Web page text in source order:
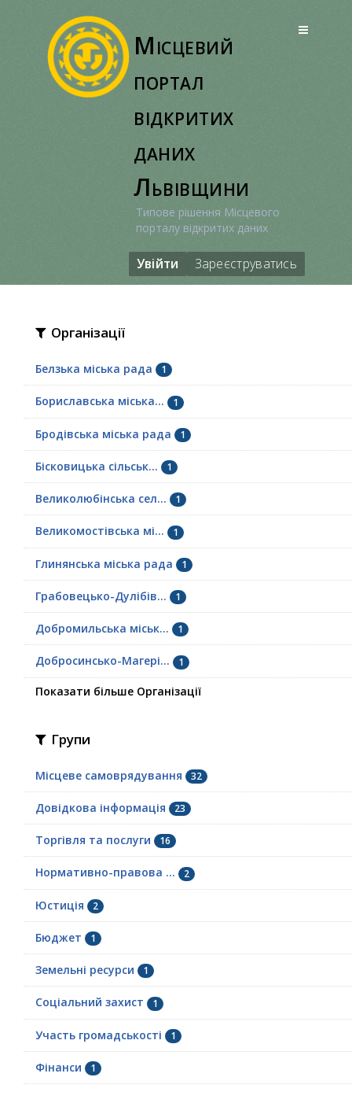
Місцевий
портал
відкритих
даних
Львівщини
Типове рішення Місцевого
порталу відкритих даних
Увійти Зареєструватись
Організації
Белзька міська рада 1
Бориславська міська... 1
Бродівська міська рада 1
Бісковицька сільськ... 1
Великолюбінська сел... 1
Великомостівська мі... 1
Глинянська міська рада 1
Грабовецько-Дулібів... 1
Добромильська міськ... 1
Добросинсько-Магері... 1
Показати більше Організації
Групи
Місцеве самоврядування 32
Довідкова інформація 23
Торгівля та послуги 16
Нормативно-правова ... 2
Юстиція 2
Бюджет 1
Земельні ресурси 1
Соціальний захист 1
Участь громадськості 1
Фінанси 1